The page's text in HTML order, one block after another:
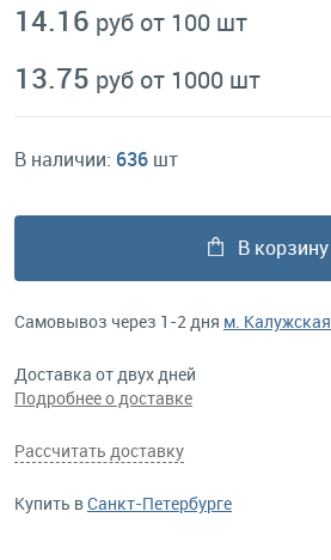
14.16 руб от 100 шт
13.75 руб от 1000 шт
В наличии: 636 шт
В корзину
Самовывоз через 1-2 дня м. Калужская
Доставка от двух дней
Подробнее о доставке
Рассчитать доставку
Купить вСанкт-Петербурге